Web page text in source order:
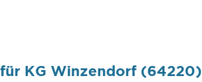
KG Winzendorf (64220)